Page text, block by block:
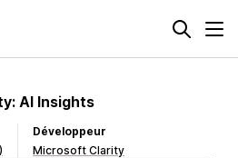
AI Insights
Développeur
Microsoft Clarity